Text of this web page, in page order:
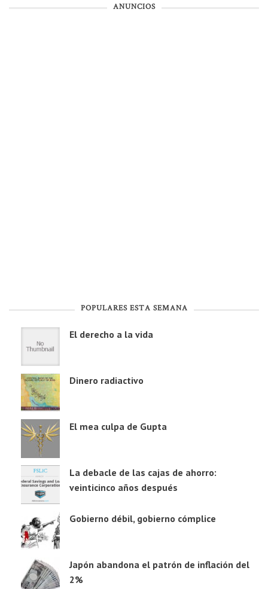
ANUNCIOS
POPULARES ESTA SEMANA
El derecho a la vida
Dinero radiactivo
El mea culpa de Gupta
La debacle de las cajas de ahorro:
veinticinco años después
Gobierno débil, gobierno cómplice
Japón abandona el patrón de inflación del
2%